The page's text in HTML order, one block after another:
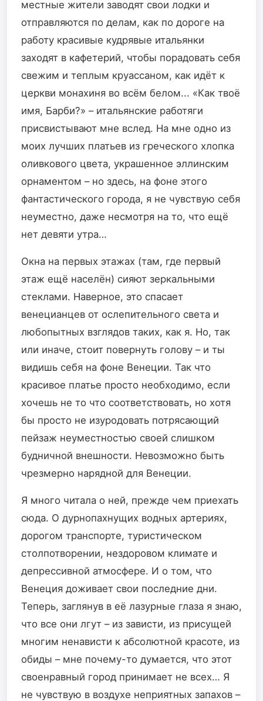
местные жители заводят свои лодки и
отправляются по делам, как по дороге на
работу красивые кудрявые итальянки
заходят в кафетерий, чтобы порадовать себя
свежим и теплым круассаном, как идёт к
церкви монахиня во всём белом... «Как твоё
имя, Барби?» – итальянские работяги
присвистывают мне вслед. На мне одно из
моих лучших платьев из греческого хлопка
оливкового цвета, украшенное эллинским
орнаментом – но здесь, на фоне этого
фантастического города, я не чувствую себя
неуместно, даже несмотря на то, что ещё
нет девяти утра…
Окна на первых этажах (там, где первый
этаж ещё населён) сияют зеркальными
стеклами. Наверное, это спасает
венецианцев от ослепительного света и
любопытных взглядов таких, как я. Но, так
или иначе, стоит повернуть голову – и ты
видишь себя на фоне Венеции. Так что
красивое платье просто необходимо, если
хочешь не то что соответствовать, но хотя
бы просто не изуродовать потрясающий
пейзаж неуместностью своей слишком
будничной внешности. Невозможно быть
чрезмерно нарядной для Венеции.
Я много читала о ней, прежде чем приехать
сюда. О дурнопахнущих водных артериях,
дорогом транспорте, туристическом
столпотворении, нездоровом климате и
депрессивной атмосфере. И о том, что
Венеция доживает свои последние дни.
Теперь, заглянув в её лазурные глаза я знаю,
что все они лгут – из зависти, из присущей
многим ненависти к абсолютной красоте, из
обиды – мне почему-то думается, что этот
своенравный город принимает не всех… Я
не чувствую в воздухе неприятных запахов –